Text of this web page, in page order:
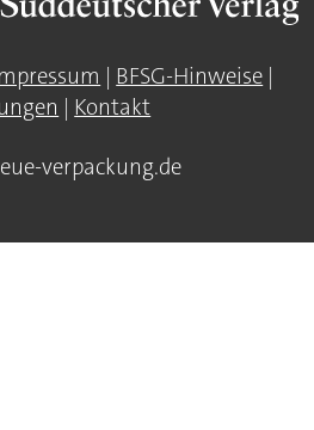
BFSG-Hinweise
Kontakt
verpackung.de